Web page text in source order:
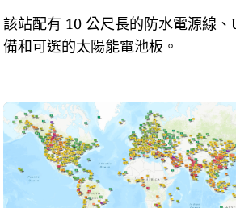
該站配有 10 公尺長的防水電源線、
備和可選的太陽能電池板。